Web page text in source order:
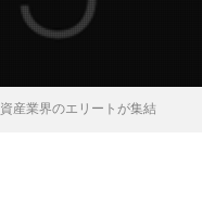
産業界のエリートが集結